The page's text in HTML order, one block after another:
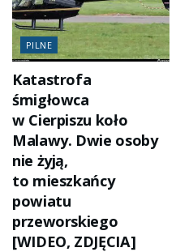
PILNE
Katastrofa
śmigłowca
w Cierpiszu koło
Malawy. Dwie osoby
nie żyją,
to mieszkańcy
powiatu
przeworskiego
[WIDEO, ZDJĘCIA]